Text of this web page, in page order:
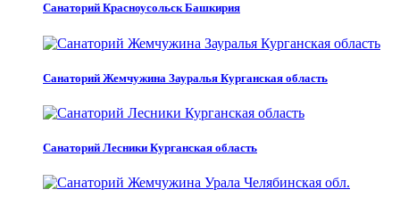
Санаторий Красноусольск Башкирия
Санаторий Жемчужина Зауралья Курганская область
Санаторий Лесники Курганская область